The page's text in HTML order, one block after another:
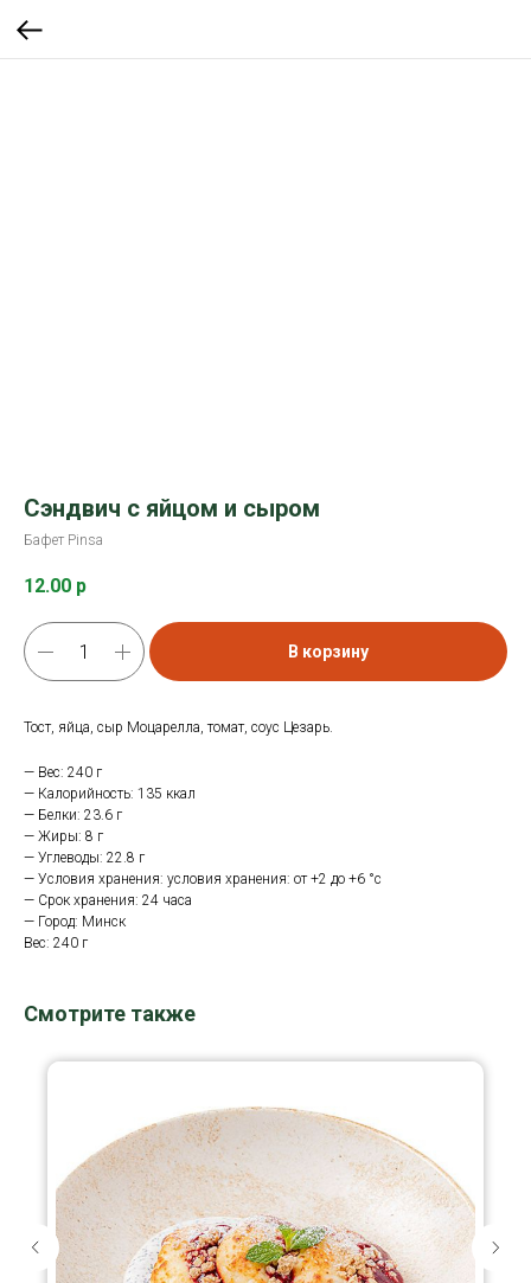
Сэндвич с яйцом и сыром
Бафет Pinsa
12.00 р
В корзину
Тост, яйца, сыр Моцарелла, томат, соус Цезарь.
— Вес: 240 г
— Калорийность: 135 ккал
— Белки: 23.6 г
— Жиры: 8 г
— Углеводы: 22.8 г
— Условия хранения: условия хранения: от +2 до +6 °с
— Срок хранения: 24 часа
— Город: Минск
Вес: 240 г
Смотрите также